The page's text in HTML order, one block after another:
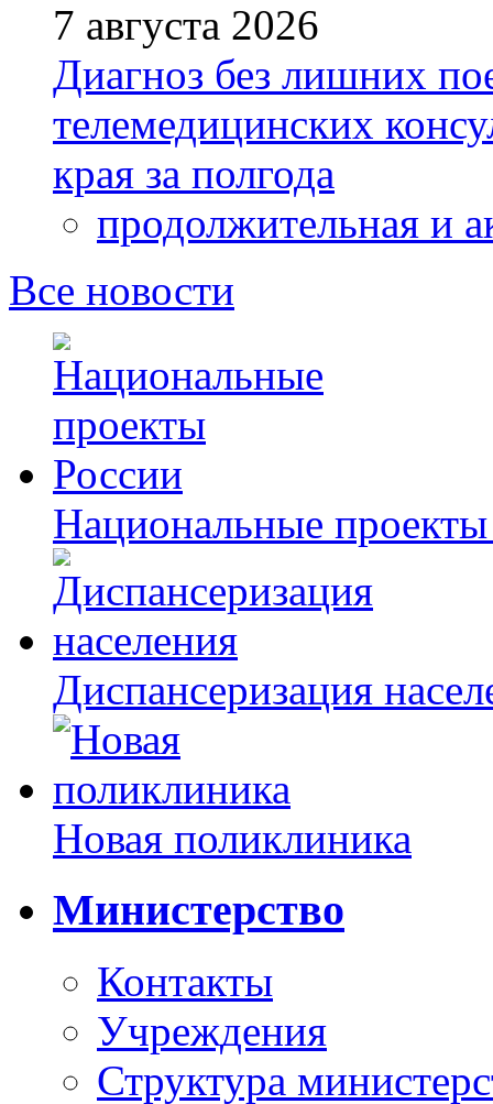
7 августа 2026
Диагноз без лишних
телемедицинских
края за полгода
продолжительная и
Все новости
Национальные
Диспансеризация
Новая поликлиника
Министерство
Контакты
Учреждения
Структура